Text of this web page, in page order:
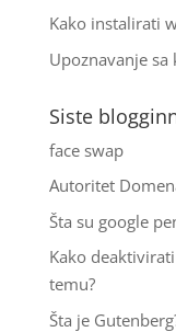
Kako instalirati
Upoznavanje
Siste
face swap
Autoritet
Šta su google
Kako
temu?
Šta je